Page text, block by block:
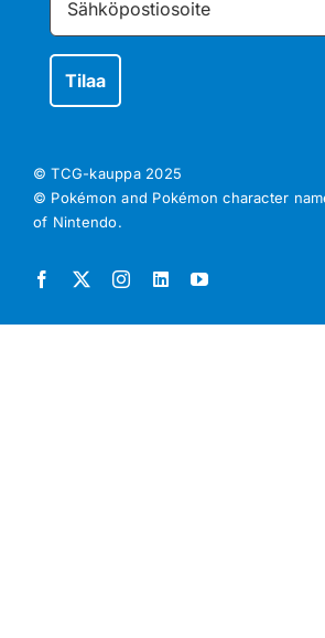
© TCG-kauppa 2025
© Pokémon and Pokémon character
of Nintendo.